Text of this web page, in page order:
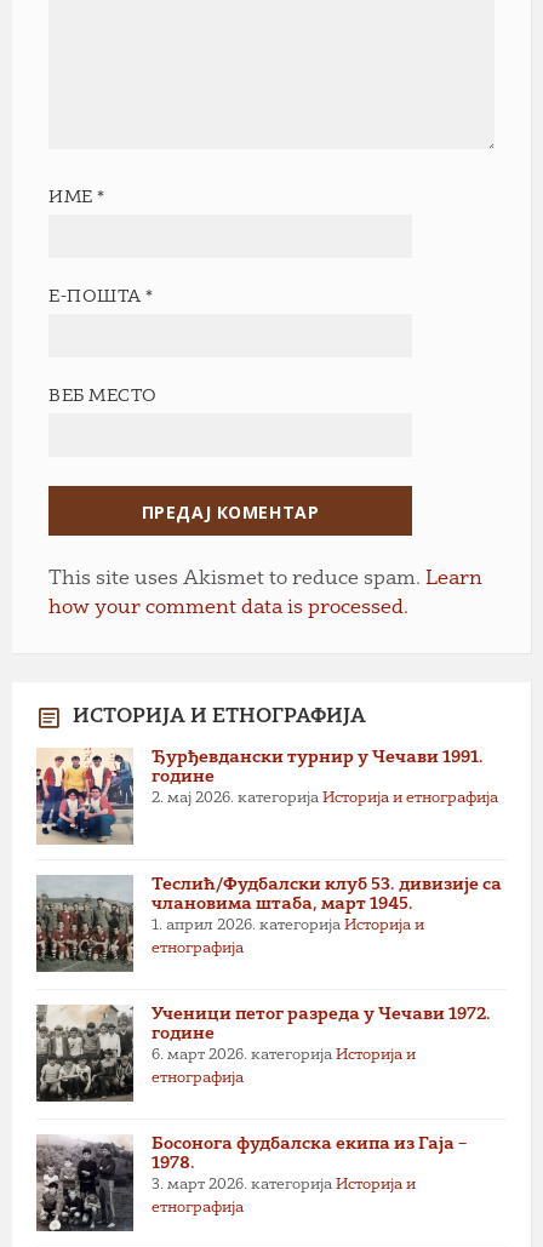
ИМЕ*
Е-ПОШТА*
ВЕБ МЕСТО
This site uses Akismet to reduce spam. Learn
how your comment data is processed.
ИСТОРИЈА И ЕТНОГРАФИЈА
Ђурђевдански турнир у Чечави 1991.
године
2. мај 2026. категорија Историја и етнографија
Теслић/Фудбалски клуб 53. дивизије са
члановима штаба, март 1945.
1. април 2026. категорија Историја и
етнографија
Ученици петог разреда у Чечави 1972.
године
6. март 2026. категорија Историја и
етнографија
Босонога фудбалска екипа из Гаја –
1978.
3. март 2026. категорија Историја и
етнографија